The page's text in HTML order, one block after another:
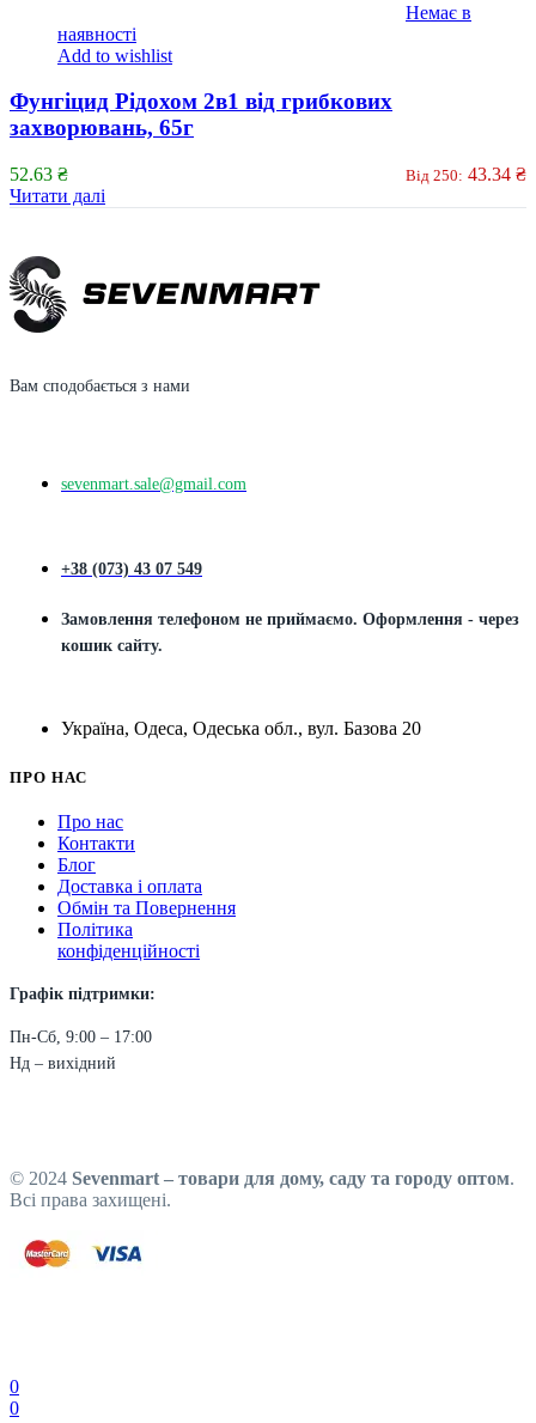
Немає в
наявності
Add to wishlist
Фунгіцид Рідохом 2в1 від грибкових
захворювань, 65г
52.63 ₴ Від 250: 43.34 ₴
Читати далі
Вам сподобається з нами
sevenmart.sale@gmail.com
+38 (073) 43 07 549
Замовлення телефоном не приймаємо. Оформлення - через
кошик сайту.
Україна, Одеса, Одеська обл., вул. Базова 20
ПРО НАС
Про нас
Контакти
Блог
Доставка і оплата
Обмін та Повернення
Політика
конфіденційності
Графік підтримки:
Пн-Сб, 9:00 – 17:00
Нд – вихідний
© 2024 Sevenmart – товари для дому, саду та городу оптом.
Всі права захищені.
0
0